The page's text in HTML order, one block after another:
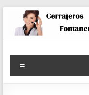
contenido